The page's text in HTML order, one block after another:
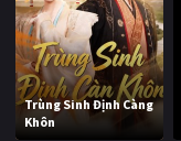
Trùng Sinh Định Càng
Khôn